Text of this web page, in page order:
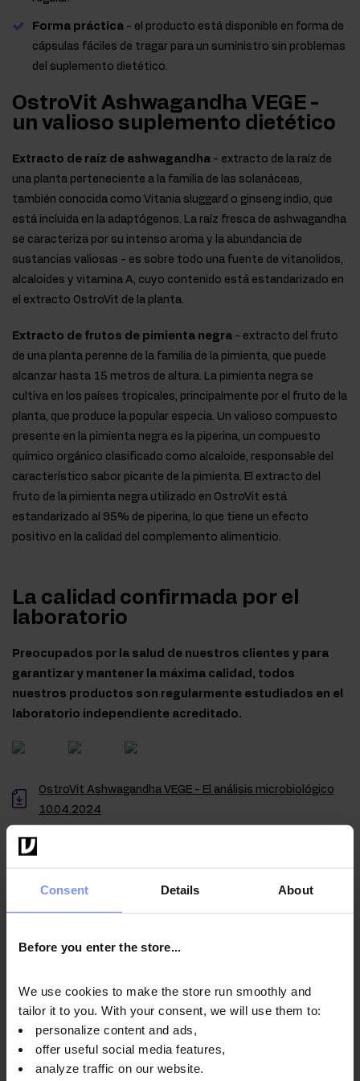
Consent Details About
Before you enter the store...
We use cookies to make the store run smoothly and
tailor it to you. With your consent, we will use them to:
personalize content and ads,
offer useful social media features,
analyze traffic on our website.
Forma práctica - el producto está disponible en forma de
cápsulas fáciles de tragar para un suministro sin problemas
del suplemento dietético.
OstroVit Ashwagandha VEGE -
un valioso suplemento dietético
Extracto de raíz de ashwagandha - extracto de la raíz de
una planta perteneciente a la familia de las solanáceas,
también conocida como Vitania sluggard o ginseng indio, que
está incluida en la adaptógenos. La raíz fresca de ashwagandha
se caracteriza por su intenso aroma y la abundancia de
sustancias valiosas - es sobre todo una fuente de vitanolidos,
alcaloides y vitamina A, cuyo contenido está estandarizado en
el extracto OstroVit de la planta.
Extracto de frutos de pimienta negra - extracto del fruto
de una planta perenne de la familia de la pimienta, que puede
alcanzar hasta 15 metros de altura. La pimienta negra se
cultiva en los países tropicales, principalmente por el fruto de la
planta, que produce la popular especia. Un valioso compuesto
presente en la pimienta negra es la piperina, un compuesto
químico orgánico clasificado como alcaloide, responsable del
característico sabor picante de la pimienta. El extracto del
fruto de la pimienta negra utilizado en OstroVit está
estandarizado al 95% de piperina, lo que tiene un efecto
positivo en la calidad del complemento alimenticio.
La calidad confirmada por el
laboratorio
Preocupados por la salud de nuestros clientes y para
garantizar y mantener la máxima calidad, todos
nuestros productos son regularmente estudiados en el
laboratorio independiente acreditado.
OstroVit Ashwagandha VEGE - El análisis microbiológico
10.04.2024
Instrucciones de uso
Parámetros